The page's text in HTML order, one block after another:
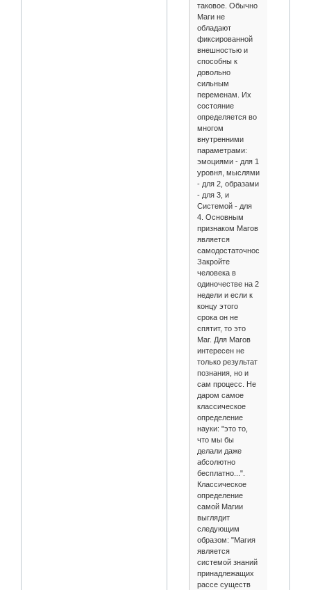
таковое. Обычно
Маги не
обладают
фиксированной
внешностью и
способны к
довольно
сильным
переменам. Их
состояние
определяется во
многом
внутренними
параметрами:
эмоциями - для 1
уровня, мыслями
- для 2, образами
- для 3, и
Системой - для
4. Основным
признаком Магов
является
самодостаточность.
Закройте
человека в
одиночестве на 2
недели и если к
концу этого
срока он не
спятит, то это
Маг. Для Магов
интересен не
только результат
познания, но и
сам процесс. Не
даром самое
классическое
определение
науки: "это то,
что мы бы
делали даже
абсолютно
бесплатно...".
Классическое
определение
самой Магии
выглядит
следующим
образом: "Магия
является
системой знаний
принадлежащих
рассе существ